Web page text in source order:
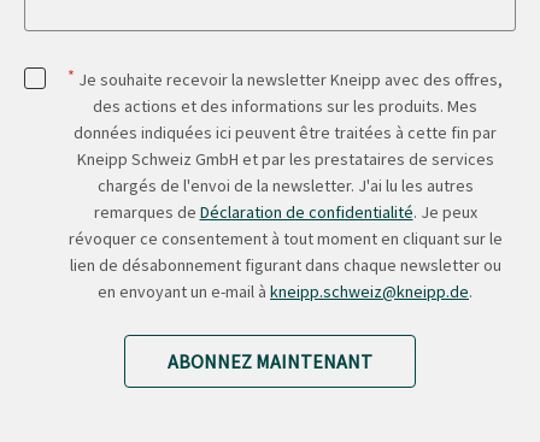
* Je souhaite recevoir la newsletter Kneipp avec des offres,
des actions et des informations sur les produits. Mes
données indiquées ici peuvent être traitées à cette fin par
Kneipp Schweiz GmbH et par les prestataires de services
chargés de l'envoi de la newsletter. J'ai lu les autres
remarques de Déclaration de confidentialité. Je peux
révoquer ce consentement à tout moment en cliquant sur le
lien de désabonnement figurant dans chaque newsletter ou
en envoyant un e-mail à kneipp.schweiz@kneipp.de.
ABONNEZ MAINTENANT